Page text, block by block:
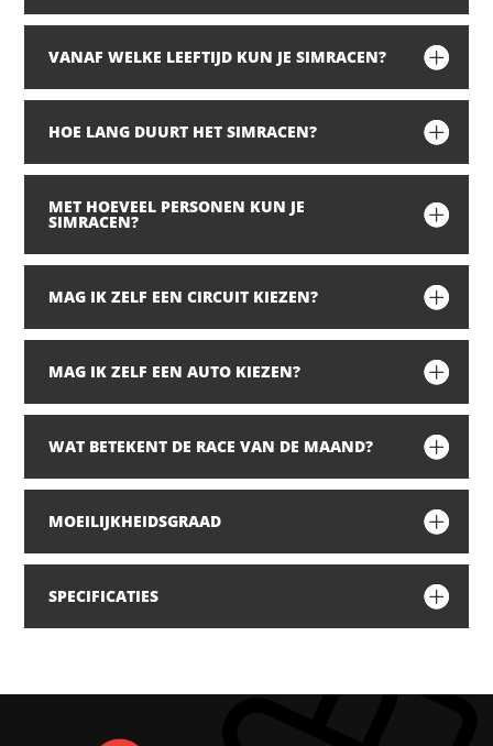
VANAF WELKE LEEFTIJD KUN JE SIMRACEN?
HOE LANG DUURT HET SIMRACEN?
MET HOEVEEL PERSONEN KUN JE
SIMRACEN?
MAG IK ZELF EEN CIRCUIT KIEZEN?
MAG IK ZELF EEN AUTO KIEZEN?
WAT BETEKENT DE RACE VAN DE MAAND?
MOEILIJKHEIDSGRAAD
SPECIFICATIES